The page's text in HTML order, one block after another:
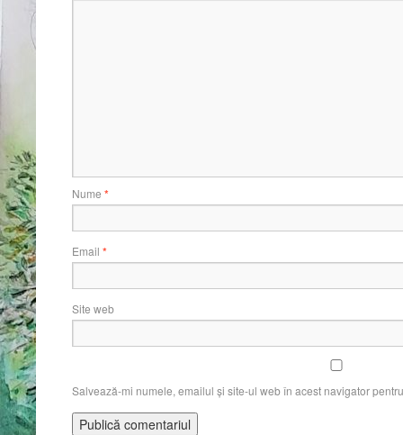
Nume *
Email *
Site web
Salvează-mi numele, emailul și site-ul web în acest navigator